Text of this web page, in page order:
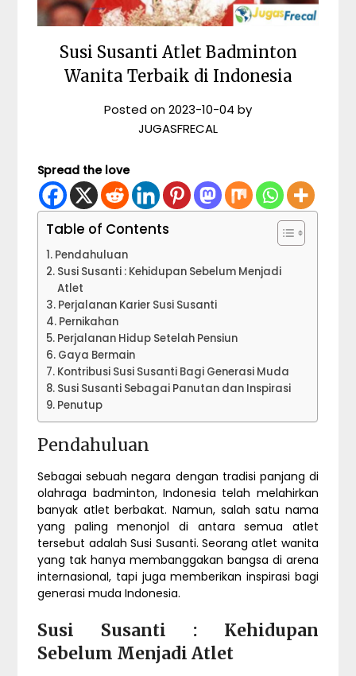
Susi Susanti Atlet Badminton
Wanita Terbaik di Indonesia
Posted on2023-10-04 by
JUGASFRECAL
Spread the love
Table of Contents
Pendahuluan
Susi Susanti : Kehidupan Sebelum Menjadi
Atlet
Perjalanan Karier Susi Susanti
Pernikahan
Perjalanan Hidup Setelah Pensiun
Gaya Bermain
Kontribusi Susi Susanti Bagi Generasi Muda
Susi Susanti Sebagai Panutan dan Inspirasi
Penutup
Pendahuluan
Sebagai sebuah negara dengan tradisi panjang di
olahraga badminton, Indonesia telah melahirkan
banyak atlet berbakat. Namun, salah satu nama
yang paling menonjol di antara semua atlet
tersebut adalah Susi Susanti. Seorang atlet wanita
yang tak hanya membanggakan bangsa di arena
internasional, tapi juga memberikan inspirasi bagi
generasi muda Indonesia.
Susi Susanti : Kehidupan
Sebelum Menjadi Atlet